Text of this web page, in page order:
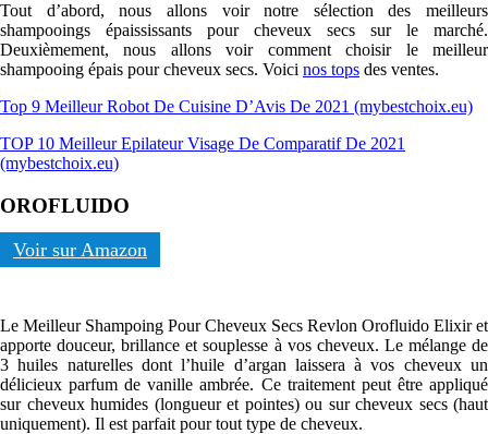
Tout d’abord, nous allons voir notre sélection des meilleurs
shampooings épaississants pour cheveux secs sur le marché.
Deuxièmement, nous allons voir comment choisir le meilleur
shampooing épais pour cheveux secs. Voici nos tops des ventes.
Top 9 Meilleur Robot De Cuisine D’Avis De 2021 (mybestchoix.eu)
TOP 10 Meilleur Epilateur Visage De Comparatif De 2021
(mybestchoix.eu)
OROFLUIDO
Voir sur Amazon
Le Meilleur Shampoing Pour Cheveux Secs Revlon Orofluido Elixir et
apporte douceur, brillance et souplesse à vos cheveux. Le mélange de
3 huiles naturelles dont l’huile d’argan laissera à vos cheveux un
délicieux parfum de vanille ambrée. Ce traitement peut être appliqué
sur cheveux humides (longueur et pointes) ou sur cheveux secs (haut
uniquement). Il est parfait pour tout type de cheveux.